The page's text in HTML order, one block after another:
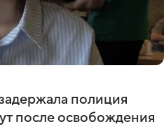
полиция
после освобождения